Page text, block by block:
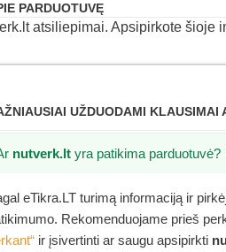
PARDUOTUVĘ
atsiliepimai. Apsipirkote šioje
UŽDUODAMI KLAUSIMAI
nutverk.lt yra patikima parduotuvė?
eTikra.LT turimą informaciją ir
Rekomenduojame prieš
ir įsivertinti ar saugu apsipirkti